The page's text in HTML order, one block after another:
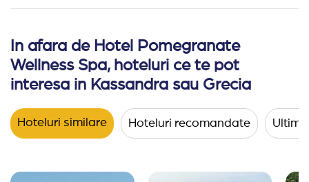
Amplasare: Hotelul Pomegranate Spa se afla in zona
Cazare: hotelul are 172 de camere duble si
Dubla elegant economy
(30 mp) - cladirea
Junior suite economy
(44 mp) - cladirea
In afara de Hotel Pomegranate
Wellness Spa, hoteluri ce te pot
interesa in Kassandra sau Grecia
Hoteluri similare Hoteluri recomandate